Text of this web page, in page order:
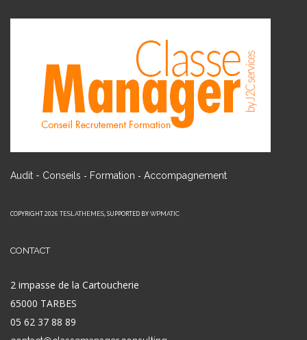
Audit - Conseils - Formation - Accompagnement
COPYRIGHT 2026 TESLATHEMES, SUPPORTED BY WPMATIC
CONTACT
2 impasse de la Cartoucherie
65000 TARBES
05 62 37 88 89